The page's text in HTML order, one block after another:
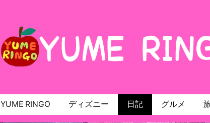
YUME RINGO ディズニー 日記 グルメ